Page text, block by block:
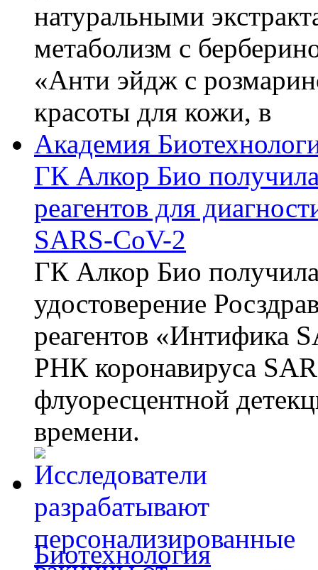
натуральными
метаболизм с
«Анти эйдж с
красоты для кожи, в
Академия
ГК Алкор Био
реагентов для
SARS-CoV-2
ГК Алкор Био
удостоверение
реагентов «Интифика
РНК коронавируса
флуоресцентной
времени.
Биотехнология